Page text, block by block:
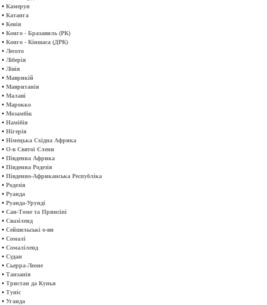
• Камерун
• Катанга
• Кенія
• Конго - Бразавиль (РК)
• Конго - Кіншаса (ДРК)
• Лесото
• Ліберія
• Лівія
• Маврикій
• Мавританія
• Малаві
• Марокко
• Мозамбік
• Намібія
• Нігерія
• Німецька Східна Африка
• О-в Святої Єлени
• Південна Африка
• Південна Родезія
• Південно-Африканська Республіка
• Родезія
• Руанда
• Руанда-Урунді
• Сан-Томе та Принсіпі
• Свазіленд
• Сейшельські о-ви
• Сомалі
• Сомаліленд
• Судан
• Сьерра-Леоне
• Танзанія
• Тристан да Кунья
• Туніс
• Уганда